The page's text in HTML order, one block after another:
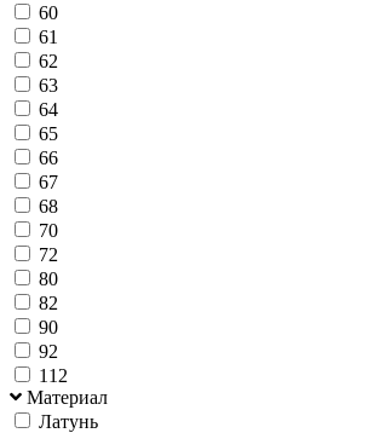
60
61
62
63
64
65
66
67
68
70
72
80
82
90
92
112
Материал
Латунь